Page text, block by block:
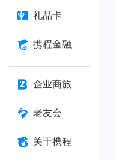
礼品卡
携程金融
企业商旅
老友会
关于携程